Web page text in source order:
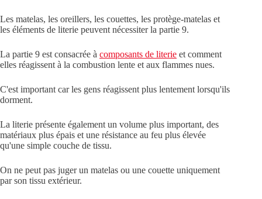
Les matelas, les oreillers, les couettes, les protège-matelas et
les éléments de literie peuvent nécessiter la partie 9.
La partie 9 est consacrée à composants de literie et comment
elles réagissent à la combustion lente et aux flammes nues.
C'est important car les gens réagissent plus lentement lorsqu'ils
dorment.
La literie présente également un volume plus important, des
matériaux plus épais et une résistance au feu plus élevée
qu'une simple couche de tissu.
On ne peut pas juger un matelas ou une couette uniquement
par son tissu extérieur.